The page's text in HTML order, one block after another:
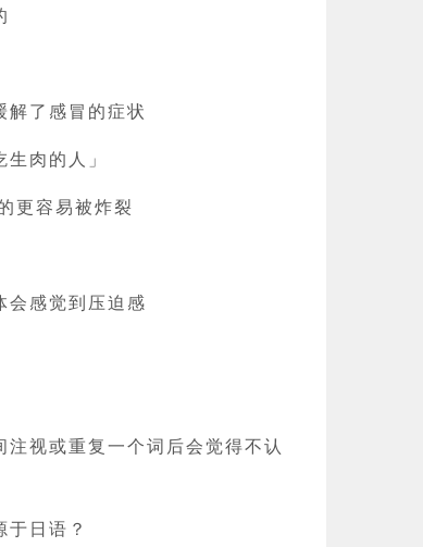
解了感冒的症状
肉的人」
更容易被炸裂
会感觉到压迫感
注视或重复一个词后会觉得不认
日语？